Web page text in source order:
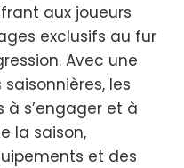
aux joueurs
exclusifs au fur
Avec une
les
à s’engager et à
la saison,
et des